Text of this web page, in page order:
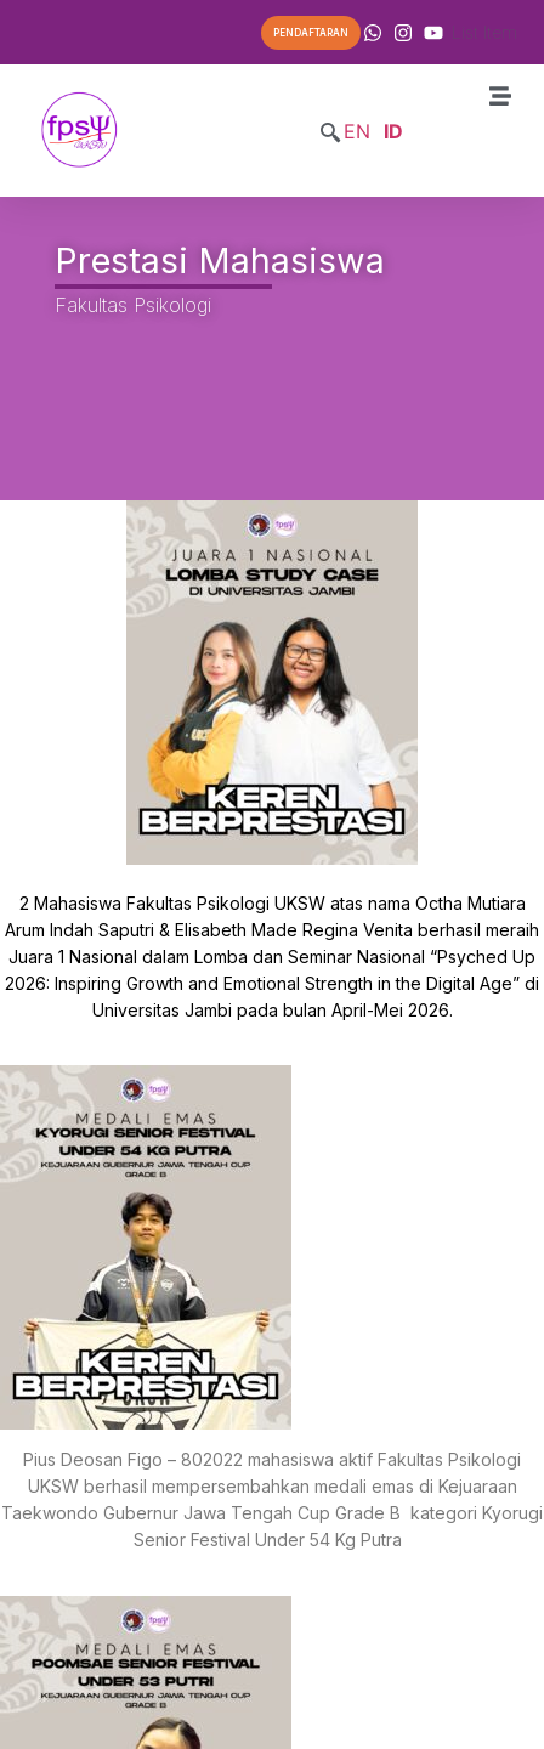
List Item
PENDAFTARAN
EN ID
Prestasi Mahasiswa
Fakultas Psikologi
2 Mahasiswa Fakultas Psikologi UKSW atas nama Octha Mutiara
Arum Indah Saputri & Elisabeth Made Regina Venita berhasil meraih
Juara 1 Nasional dalam Lomba dan Seminar Nasional “Psyched Up
2026: Inspiring Growth and Emotional Strength in the Digital Age” di
Universitas Jambi pada bulan April-Mei 2026.
Pius Deosan Figo – 802022 mahasiswa aktif Fakultas Psikologi
UKSW berhasil mempersembahkan medali emas di Kejuaraan
Taekwondo Gubernur Jawa Tengah Cup Grade B kategori Kyorugi
Senior Festival Under 54 Kg Putra